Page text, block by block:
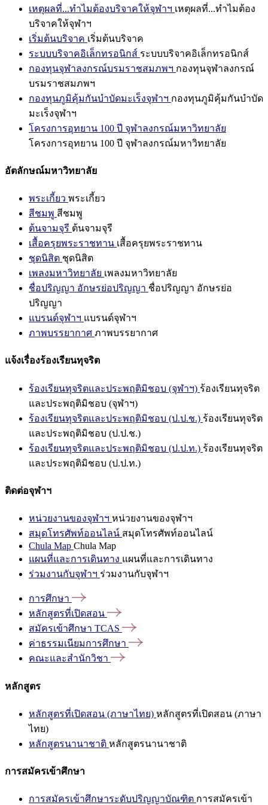
เหตุผลที่...ทำไมต้องบริจาคให้จุฬาฯ เหตุผลที่...ทำไมต้อง
บริจาคให้จุฬาฯ
เริ่มต้นบริจาค เริ่มต้นบริจาค
ระบบบริจาคอิเล็กทรอนิกส์ ระบบบริจาคอิเล็กทรอนิกส์
กองทุนจุฬาลงกรณ์บรมราชสมภพฯ กองทุนจุฬาลงกรณ์
บรมราชสมภพฯ
กองทุนภูมิคุ้มกันบำบัดมะเร็งจุฬาฯ กองทุนภูมิคุ้มกันบำบัด
มะเร็งจุฬาฯ
โครงการอุทยาน 100 ปี จุฬาลงกรณ์มหาวิทยาลัย
โครงการอุทยาน 100 ปี จุฬาลงกรณ์มหาวิทยาลัย
อัตลักษณ์มหาวิทยาลัย
พระเกี้ยว พระเกี้ยว
สีชมพู สีชมพู
ต้นจามจุรี ต้นจามจุรี
เสื้อครุยพระราชทาน เสื้อครุยพระราชทาน
ชุดนิสิต ชุดนิสิต
เพลงมหาวิทยาลัย เพลงมหาวิทยาลัย
ชื่อปริญญา อักษรย่อปริญญา ชื่อปริญญา อักษรย่อ
ปริญญา
แบรนด์จุฬาฯ แบรนด์จุฬาฯ
ภาพบรรยากาศ ภาพบรรยากาศ
แจ้งเรื่องร้องเรียนทุจริต
ร้องเรียนทุจริตและประพฤติมิชอบ (จุฬาฯ) ร้องเรียนทุจริต
และประพฤติมิชอบ (จุฬาฯ)
ร้องเรียนทุจริตและประพฤติมิชอบ (ป.ป.ช.) ร้องเรียนทุจริต
และประพฤติมิชอบ (ป.ป.ช.)
ร้องเรียนทุจริตและประพฤติมิชอบ (ป.ป.ท.) ร้องเรียนทุจริต
และประพฤติมิชอบ (ป.ป.ท.)
ติดต่อจุฬาฯ
หน่วยงานของจุฬาฯ หน่วยงานของจุฬาฯ
สมุดโทรศัพท์ออนไลน์ สมุดโทรศัพท์ออนไลน์
Chula Map Chula Map
แผนที่และการเดินทาง แผนที่และการเดินทาง
ร่วมงานกับจุฬาฯ ร่วมงานกับจุฬาฯ
การศึกษา
หลักสูตรที่เปิดสอน
สมัครเข้าศึกษา TCAS
ค่าธรรมเนียมการศึกษา
คณะและสำนักวิชา
หลักสูตร
หลักสูตรที่เปิดสอน (ภาษาไทย) หลักสูตรที่เปิดสอน (ภาษา
ไทย)
หลักสูตรนานาชาติ หลักสูตรนานาชาติ
การสมัครเข้าศึกษา
การสมัครเข้าศึกษาระดับปริญญาบัณฑิต การสมัครเข้า